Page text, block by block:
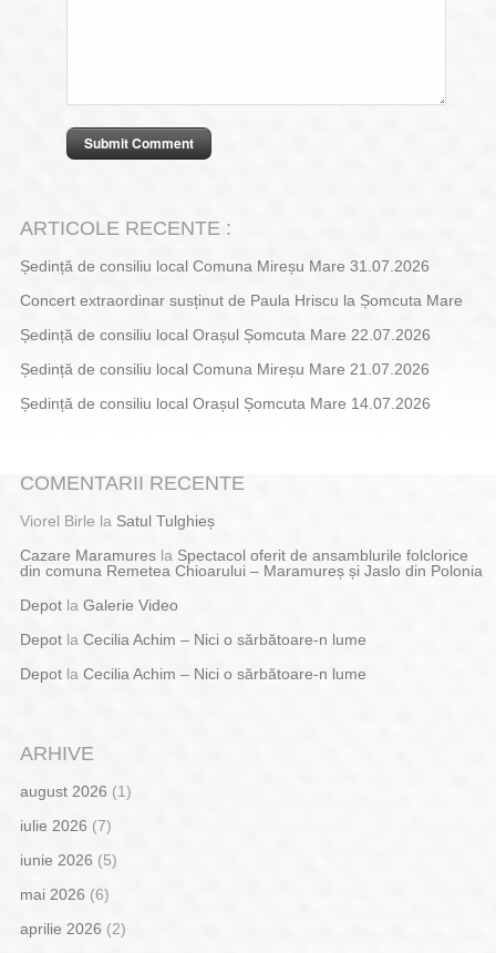
ARTICOLE RECENTE :
Ședință de consiliu local Comuna Mireșu Mare 31.07.2026
Concert extraordinar susținut de Paula Hriscu la Șomcuta Mare
Ședință de consiliu local Orașul Șomcuta Mare 22.07.2026
Ședință de consiliu local Comuna Mireșu Mare 21.07.2026
Ședință de consiliu local Orașul Șomcuta Mare 14.07.2026
COMENTARII RECENTE
Viorel Birle la Satul Tulghieș
Cazare Maramuresla Spectacol oferit de ansamblurile folclorice
din comuna Remetea Chioarului – Maramureș și Jaslo din Polonia
Depotla Galerie Video
Depotla Cecilia Achim – Nici o sărbătoare-n lume
Depotla Cecilia Achim – Nici o sărbătoare-n lume
ARHIVE
august 2026 (1)
iulie 2026 (7)
iunie 2026 (5)
mai 2026 (6)
aprilie 2026 (2)